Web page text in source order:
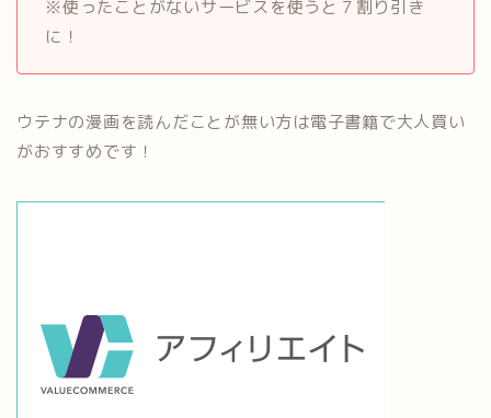
※使ったことがないサービスを使うと７割り引き
に！
ウテナの漫画を読んだことが無い方は電子書籍で大人買い
がおすすめです！